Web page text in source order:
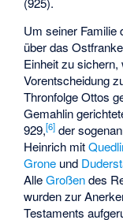
Um seiner Familie
über das
Einheit zu
Vorentscheidung
Thronfolge Ottos
Gemahlin
929,[6] der
Heinrich mit
Grone und
AlleGroßendes
wurden zur
Testaments